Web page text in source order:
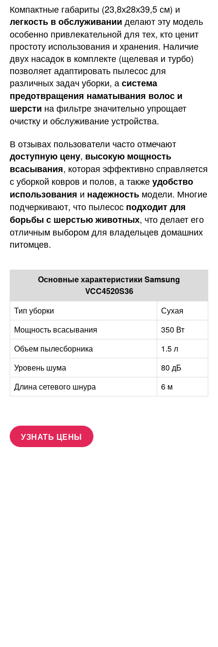
Компактные габариты (23,8х28х39,5 см) и
легкость в обслуживании делают эту модель
особенно привлекательной для тех, кто ценит
простоту использования и хранения. Наличие
двух насадок в комплекте (щелевая и турбо)
позволяет адаптировать пылесос для
различных задач уборки, асистема
предотвращения наматывания волос и
шерсти на фильтре значительно упрощает
очистку и обслуживание устройства.
В отзывах пользователи часто отмечают
доступную цену, высокую мощность
всасывания, которая эффективно справляется
с уборкой ковров и полов, а такжеудобство
использования и надежность модели. Многие
подчеркивают, что пылесос подходит для
борьбы с шерстью животных, что делает его
отличным выбором для владельцев домашних
питомцев.
Основные характеристики Samsung
VCC4520S36
Тип уборки
Сухая
Мощность всасывания
350 Вт
Объем пылесборника
1.5 л
Уровень шума
80 дБ
Длина сетевого шнура
6 м
УЗНАТЬ ЦЕНЫ